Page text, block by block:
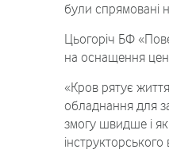
були спрямовані
Цьогоріч БФ
на оснащення
«Кров рятує
обладнання для
змогу швидше і